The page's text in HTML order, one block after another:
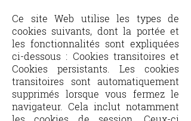
​Ce site Web utilise les types de
cookies suivants, dont la portée et
les fonctionnalités sont expliquées
ci-dessous : Cookies transitoires et
Cookies persistants. Les cookies
transitoires sont automatiquement
supprimés lorsque vous fermez le
navigateur. Cela inclut notamment